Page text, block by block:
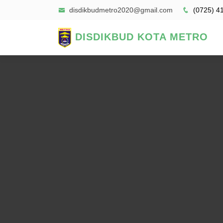
disdikbudmetro2020@gmail.com (0725)
DISDIKBUD KOTA METRO